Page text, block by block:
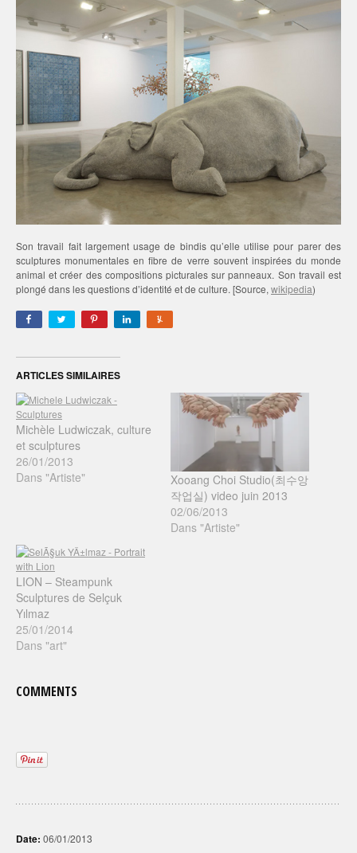
Son travail fait largement usage de bindis qu’elle utilise pour parer des
sculptures monumentales en fibre de verre souvent inspirées du monde
animal et créer des compositions picturales sur panneaux. Son travail est
plongé dans les questions d’identité et de culture. [Source, wikipedia)
ARTICLES SIMILAIRES
Michèle Ludwiczak, culture
et sculptures
26/01/2013
Dans "Artiste"
Xooang Choi Studio(최수앙
작업실) video juin 2013
02/06/2013
Dans "Artiste"
LION – Steampunk
Sculptures de Selçuk
Yılmaz
25/01/2014
Dans "art"
COMMENTS
Date: 06/01/2013